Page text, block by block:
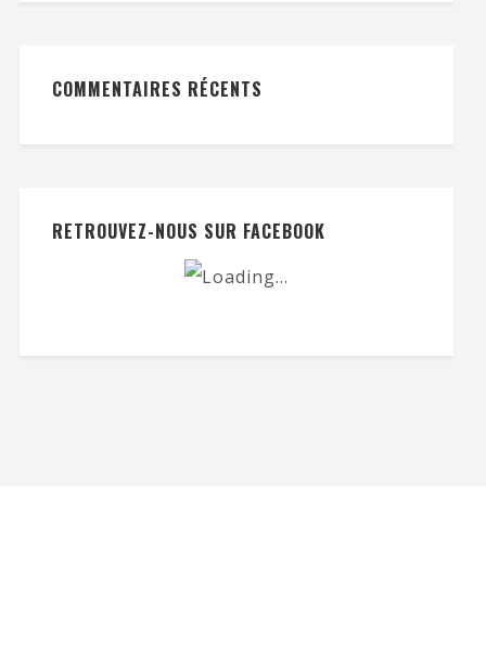
COMMENTAIRES RÉCENTS
RETROUVEZ-NOUS SUR FACEBOOK